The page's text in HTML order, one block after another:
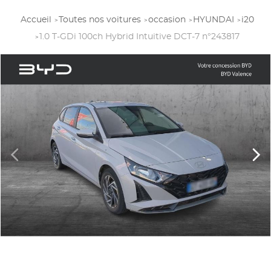
Accueil Toutes nos voitures occasion HYUNDAI
i20
1.0 T-GDi 100ch Hybrid Intuitive DCT-7 n°243817